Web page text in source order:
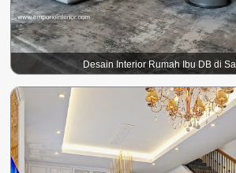
Desain Interior Rumah Ibu DB di